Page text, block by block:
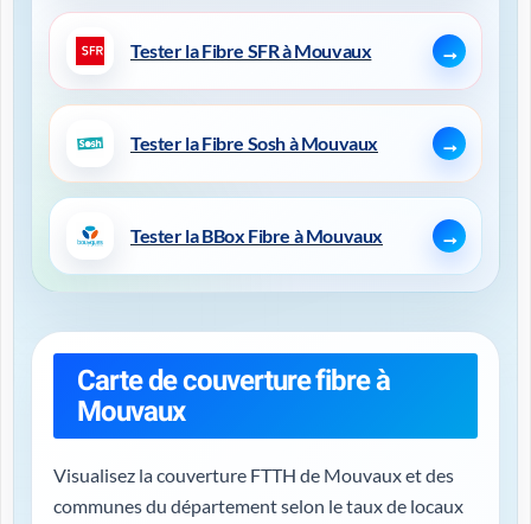
Tester la Fibre SFR à Mouvaux
Tester la Fibre Sosh à Mouvaux
Tester la BBox Fibre à Mouvaux
Carte de couverture fibre à
Mouvaux
Visualisez la couverture FTTH de Mouvaux et des
communes du département selon le taux de locaux